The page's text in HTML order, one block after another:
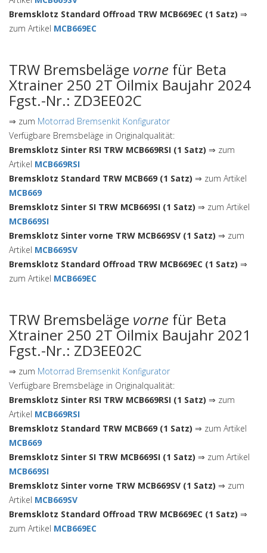
Bremsklotz Standard Offroad TRW MCB669EC (1 Satz) ⇒
zum Artikel MCB669EC
TRW Bremsbeläge vorne für Beta
Xtrainer 250 2T Oilmix Baujahr 2024
Fgst.-Nr.: ZD3EE02C
⇒ zum Motorrad Bremsenkit Konfigurator
Verfügbare Bremsbeläge in Originalqualität:
Bremsklotz Sinter RSI TRW MCB669RSI (1 Satz) ⇒ zum
Artikel MCB669RSI
Bremsklotz Standard TRW MCB669 (1 Satz) ⇒ zum Artikel
MCB669
Bremsklotz Sinter SI TRW MCB669SI (1 Satz) ⇒ zum Artikel
MCB669SI
Bremsklotz Sinter vorne TRW MCB669SV (1 Satz) ⇒ zum
Artikel MCB669SV
Bremsklotz Standard Offroad TRW MCB669EC (1 Satz) ⇒
zum Artikel MCB669EC
TRW Bremsbeläge vorne für Beta
Xtrainer 250 2T Oilmix Baujahr 2021
Fgst.-Nr.: ZD3EE02C
⇒ zum Motorrad Bremsenkit Konfigurator
Verfügbare Bremsbeläge in Originalqualität:
Bremsklotz Sinter RSI TRW MCB669RSI (1 Satz) ⇒ zum
Artikel MCB669RSI
Bremsklotz Standard TRW MCB669 (1 Satz) ⇒ zum Artikel
MCB669
Bremsklotz Sinter SI TRW MCB669SI (1 Satz) ⇒ zum Artikel
MCB669SI
Bremsklotz Sinter vorne TRW MCB669SV (1 Satz) ⇒ zum
Artikel MCB669SV
Bremsklotz Standard Offroad TRW MCB669EC (1 Satz) ⇒
zum Artikel MCB669EC